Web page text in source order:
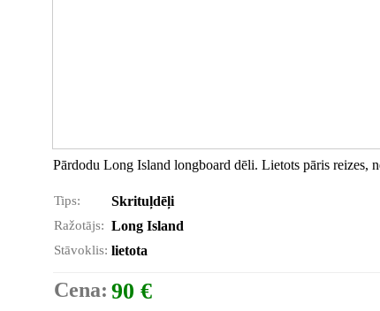
Pārdodu Long Island longboard dēli. Lietots pāris
Tips: Skrituļdēļi
Ražotājs: Long Island
Stāvoklis: lietota
Cena: 90 €